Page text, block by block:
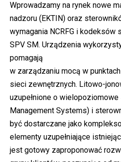
Wprowadzamy na rynek nowe
nadzoru (EKTIN) oraz
wymagania NCRFG i kodeksów
SPV SM. Urządzenia
pomagają
w zarządzaniu mocą w
sieci zewnętrznych. Litowo-
uzupełnione o
Management Systems) i
być dostarczane jako
elementy uzupełniające
jest gotowy zaproponować